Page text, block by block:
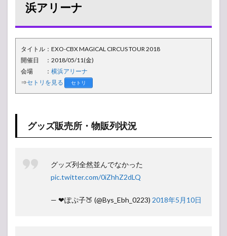
浜アリー
ナ
1.1
グッ
ズ販
売
列状
況
会場
の様
子
浜アリーナ
タイトル：EXO-CBX MAGICAL CIRCUS TOUR 2018
開催日 ：2018/05/11(金)
会場 ： 横浜アリーナ
⇒セトリを見る セトリ
グッズ販売所・物販列状況
グッズ列全然並んでなかった
pic.twitter.com/0iZhhZ2dLQ
— ❤ぽぷ子🍑 (@Bys_Ebh_0223) 2018年5月10日